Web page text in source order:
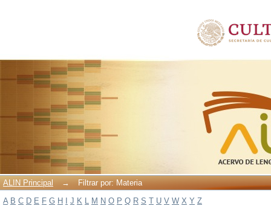
ALIN Principal →
Filtrar por: Materia
A B C D E F G H J K L M N O P Q R S T U V W X Y Z